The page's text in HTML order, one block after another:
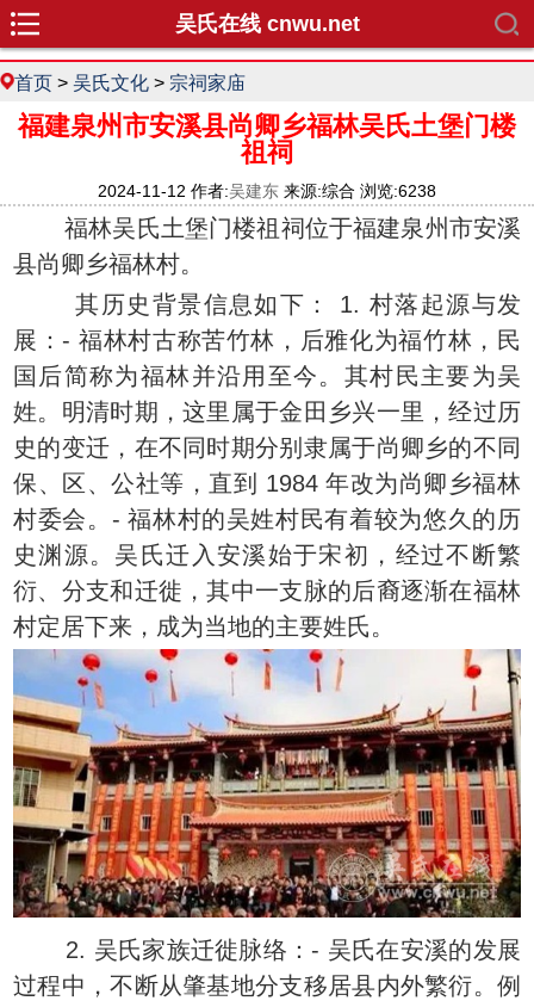
吴氏在线 cnwu.net
首页 > 吴氏文化 > 宗祠家庙
福建泉州市安溪县尚卿乡福林吴氏土堡门楼
祖祠
2024-11-12 作者:吴建东 来源:综合 浏览:6238
福林吴氏土堡门楼祖祠位于福建泉州市安溪
县尚卿乡福林村。
其历史背景信息如下： 1. 村落起源与发
展：- 福林村古称苦竹林，后雅化为福竹林，民
国后简称为福林并沿用至今。其村民主要为吴
姓。明清时期，这里属于金田乡兴一里，经过历
史的变迁，在不同时期分别隶属于尚卿乡的不同
保、区、公社等，直到 1984 年改为尚卿乡福林
村委会。- 福林村的吴姓村民有着较为悠久的历
史渊源。吴氏迁入安溪始于宋初，经过不断繁
衍、分支和迁徙，其中一支脉的后裔逐渐在福林
村定居下来，成为当地的主要姓氏。
2. 吴氏家族迁徙脉络：- 吴氏在安溪的发展
过程中，不断从肇基地分支移居县内外繁衍。例